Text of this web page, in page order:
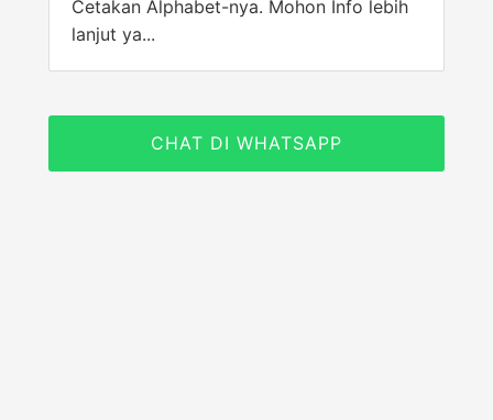
Cetakan Alphabet-nya. Mohon Info lebih
lanjut ya...
CHAT DI WHATSAPP